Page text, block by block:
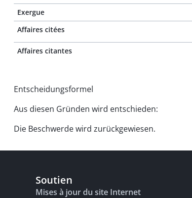
Exergue
Affaires citées
Affaires citantes
Entscheidungsformel
Aus diesen Gründen wird entschieden:
Die Beschwerde wird zurückgewiesen.
Soutien
Mises à jour du site Internet